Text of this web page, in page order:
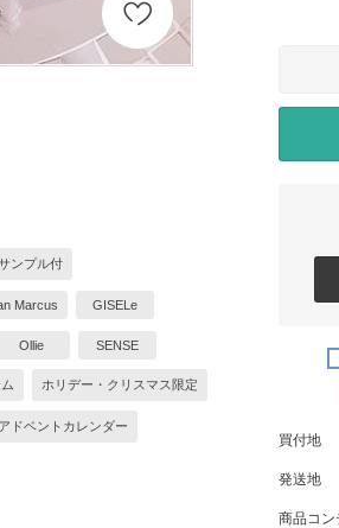
ンプル付
Marcus GISELe
Ollie SENSE
ホリデー・クリスマス限定
アドベントカレンダー
買付地
発送地
商品コン